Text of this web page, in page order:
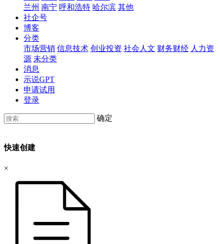
兰州 南宁 呼和浩特 哈尔滨 其他
社企号
博客
分类
市场营销 信息技术 创业投资 社会人文 财务财经 人力资
源 未分类
消息
示说GPT
申请试用
登录
确定
快速创建
×